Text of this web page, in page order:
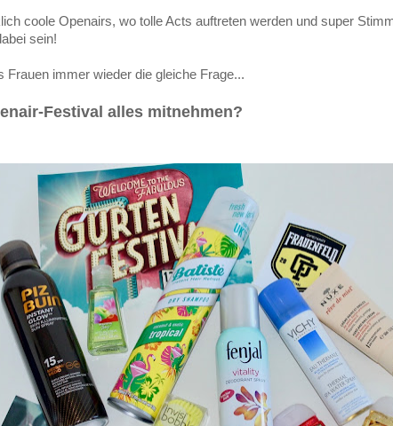
coole Openairs, wo tolle Acts auftreten werden und super
sein!
immer wieder die gleiche Frage...
Festival alles mitnehmen?